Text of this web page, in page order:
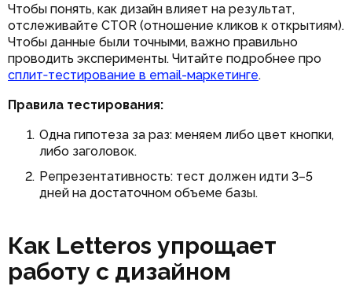
Чтобы понять, как дизайн влияет на результат,
отслеживайте CTOR (отношение кликов к открытиям).
Чтобы данные были точными, важно правильно
проводить эксперименты. Читайте подробнее про
сплит‑тестирование в email-маркетинге.
Правила тестирования:
Одна гипотеза за раз: меняем либо цвет кнопки,
либо заголовок.
Репрезентативность: тест должен идти 3–5
дней на достаточном объеме базы.
Как Letteros упрощает
работу с дизайном